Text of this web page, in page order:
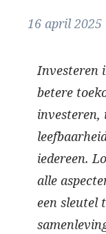
16 april
Investeren
betere
investeren,
iedereen.
alle
een sleutel